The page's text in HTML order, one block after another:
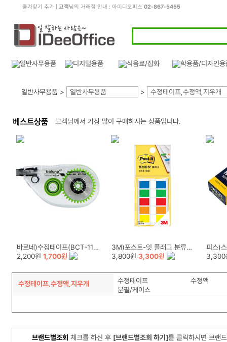
즐겨찾기 추가| 고객님의 거래점 안내 : 아이디오피스 02-867-5455
일반사무용품 > 일반사무용품 > 수정테이프,수정액,지우개
고객님께서 가장 많이 구매하시는 상품입니다.
바르네)수정테이프(BCT-1158)
2,200원 1,700원
3M)포스트-잇 플래그 분류용(필름/683-5KP/44*12mm)
3,800원 3,300원
피스)
3,300
수정테이프,수정액,지우개 수정테이프
수정액
분필/케이스
브랜드별조회 체크를 하신 후 [브랜드별조회 하기]를 클릭하시면 브랜